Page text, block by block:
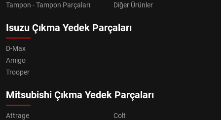
Tampon - Tampon Parçaları
Diğer Ürünler
Isuzu Çıkma Yedek Parçaları
D-Max
Amigo
Trooper
Mitsubishi Çıkma Yedek Parçaları
Attrage
Colt